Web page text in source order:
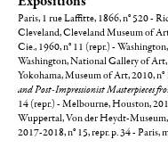
Paris, 1 rue Laffitte, 1866, n° 520 -
Cleveland, Cleveland Museum of
Cie., 1960, n° 11 (repr.) -
Washington, National Gallery of
Yokohama, Museum of Art, 2010,
and Post-Impressionist Masterpieces
14 (repr.) - Melbourne, Houston,
Wuppertal, Von der Heydt-
2017-2018, n° 15, repr. p. 34 - Paris,